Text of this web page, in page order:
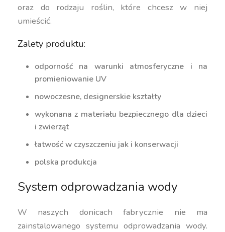
oraz do rodzaju roślin, które chcesz w niej
umieścić.
Zalety produktu:
odporność na warunki atmosferyczne i na
promieniowanie UV
nowoczesne, designerskie kształty
wykonana z materiału bezpiecznego dla dzieci
i zwierząt
łatwość w czyszczeniu jak i konserwacji
polska produkcja
System odprowadzania wody
W naszych donicach fabrycznie nie ma
zainstalowanego systemu odprowadzania wody.